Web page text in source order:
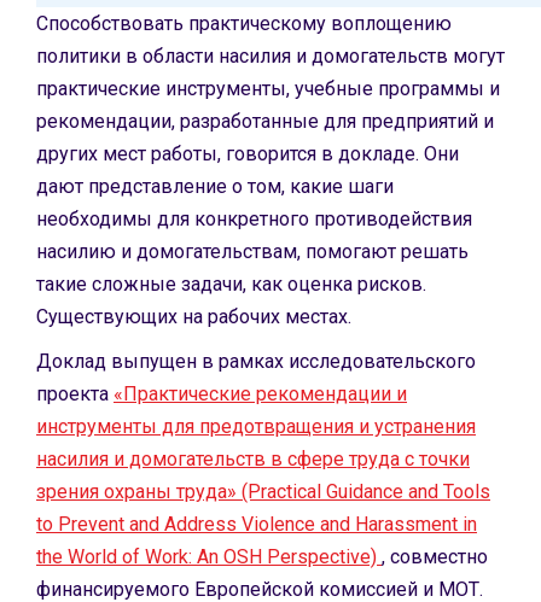
Способствовать практическому воплощению
политики в области насилия и домогательств могут
практические инструменты, учебные программы и
рекомендации, разработанные для предприятий и
других мест работы, говорится в докладе. Они
дают представление о том, какие шаги
необходимы для конкретного противодействия
насилию и домогательствам, помогают решать
такие сложные задачи, как оценка рисков.
Существующих на рабочих местах.
Доклад выпущен в рамках исследовательского
проекта «Практические рекомендации и
инструменты для предотвращения и устранения
насилия и домогательств в сфере труда с точки
зрения охраны труда» (Practical Guidance and Tools
to Prevent and Address Violence and Harassment in
the World of Work: An OSH Perspective) , совместно
финансируемого Европейской комиссией и МОТ.